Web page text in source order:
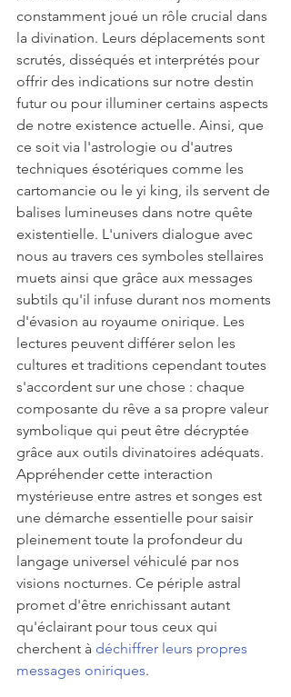
constamment joué un rôle crucial dans
la divination. Leurs déplacements sont
scrutés, disséqués et interprétés pour
offrir des indications sur notre destin
futur ou pour illuminer certains aspects
de notre existence actuelle. Ainsi, que
ce soit via l'astrologie ou d'autres
techniques ésotériques comme les
cartomancie ou le yi king, ils servent de
balises lumineuses dans notre quête
existentielle. L'univers dialogue avec
nous au travers ces symboles stellaires
muets ainsi que grâce aux messages
subtils qu'il infuse durant nos moments
d'évasion au royaume onirique. Les
lectures peuvent différer selon les
cultures et traditions cependant toutes
s'accordent sur une chose : chaque
composante du rêve a sa propre valeur
symbolique qui peut être décryptée
grâce aux outils divinatoires adéquats.
Appréhender cette interaction
mystérieuse entre astres et songes est
une démarche essentielle pour saisir
pleinement toute la profondeur du
langage universel véhiculé par nos
visions nocturnes. Ce périple astral
promet d'être enrichissant autant
qu'éclairant pour tous ceux qui
cherchent à déchiffrer leurs propres
messages oniriques.